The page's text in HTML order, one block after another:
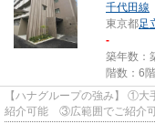
千代田線
東京都足
-
築年数：
階数：6
【ハナグループの強み】 ①
紹介可能 ③広範囲でご紹介